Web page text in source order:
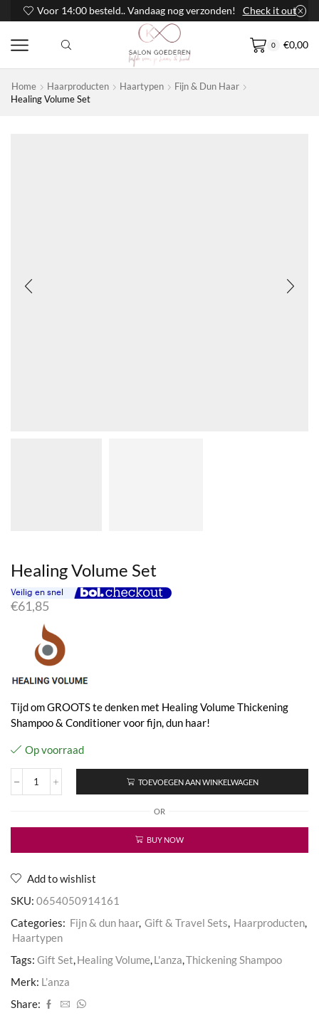
Voor 14:00 besteld.. Vandaag nog verzonden! Check it out
0 €0,00
Home Haarproducten Haartypen
Fijn & Dun Haar
Healing Volume Set
Healing Volume Set
€61,85
Tijd om GROOTS te denken met Healing Volume Thickening
Shampoo & Conditioner voor fijn, dun haar!
Op voorraad
Healing
aantal
TOEVOEGEN AAN WINKELWAGEN
OR
BUY NOW
Add to wishlist
SKU: 0654050914161
Categories: Fijn & dun haar, Gift & Travel Sets, Haarproducten,
Haartypen
Tags: Gift Set,Healing Volume,L'anza,Thickening Shampoo
Merk: L’anza
Share: